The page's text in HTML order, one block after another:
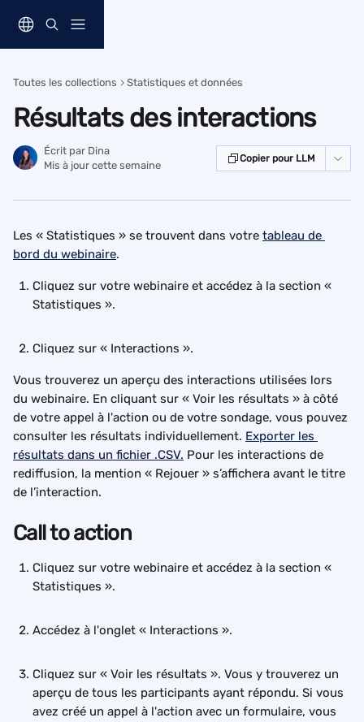
Toutes les collections Statistiques et données
Résultats des interactions
Écrit par Dina
Mis à jour cette semaine
Copier pour LLM
Les « Statistiques » se trouvent dans votre tableau de
bord du webinaire.
Cliquez sur votre webinaire et accédez à la section «
Statistiques ».
Cliquez sur « Interactions ».
Vous trouverez un aperçu des interactions utilisées lors
du webinaire. En cliquant sur « Voir les résultats » à côté
de votre appel à l'action ou de votre sondage, vous pouvez
consulter les résultats individuellement. Exporter les
résultats dans un fichier .CSV. Pour les interactions de
rediffusion, la mention « Rejouer » s’affichera avant le titre
de l’interaction.
Call to action
Cliquez sur votre webinaire et accédez à la section «
Statistiques ».
Accédez à l'onglet « Interactions ».
Cliquez sur « Voir les résultats ». Vous y trouverez un
aperçu de tous les participants ayant répondu. Si vous
avez créé un appel à l'action avec un formulaire, vous